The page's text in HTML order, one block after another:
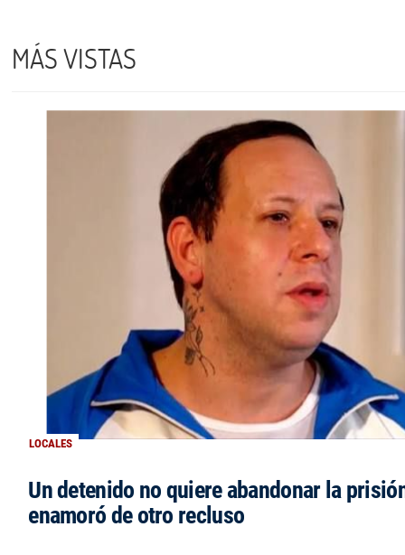
MÁS VISTAS
LOCALES
Un detenido no quiere abandonar la
enamoró de otro recluso